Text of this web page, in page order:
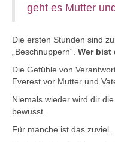
geht es Mutter
Die ersten Stunden sind
„Beschnuppern“. Wer bist
Die Gefühle von
Everest vor Mutter und
Niemals wieder wird dir
bewusst.
Für manche ist das zuviel.